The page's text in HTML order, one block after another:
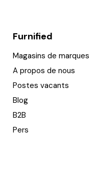
Furnified
Magasins de marques
A propos de nous
Postes vacants
Blog
B2B
Pers